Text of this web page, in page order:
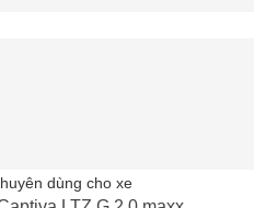
dùng cho xe